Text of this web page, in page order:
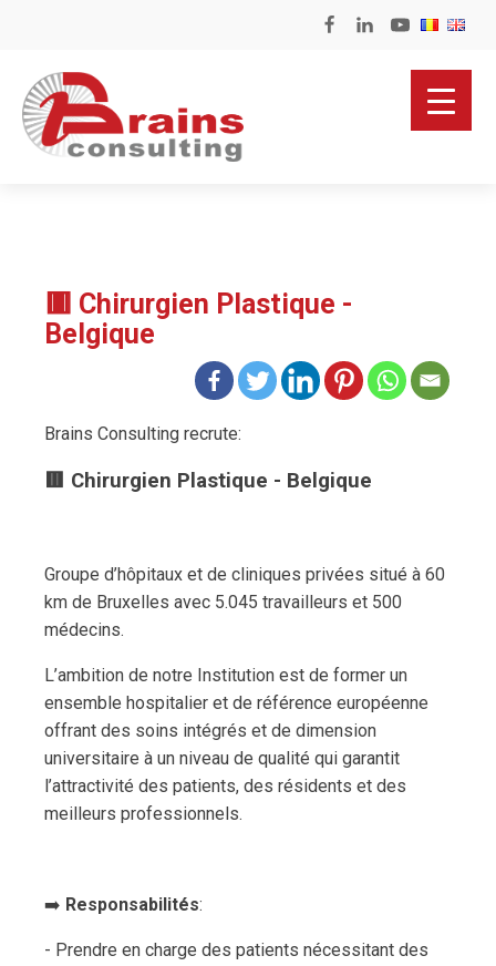
🟥 Chirurgien Plastique -
Belgique
Brains Consulting recrute:
🟥 Chirurgien Plastique - Belgique
Groupe d’hôpitaux et de cliniques privées situé à 60
km de Bruxelles avec 5.045 travailleurs et 500
médecins.
L’ambition de notre Institution est de former un
ensemble hospitalier et de référence européenne
offrant des soins intégrés et de dimension
universitaire à un niveau de qualité qui garantit
l’attractivité des patients, des résidents et des
meilleurs professionnels.
➡️ Responsabilités:
- Prendre en charge des patients nécessitant des